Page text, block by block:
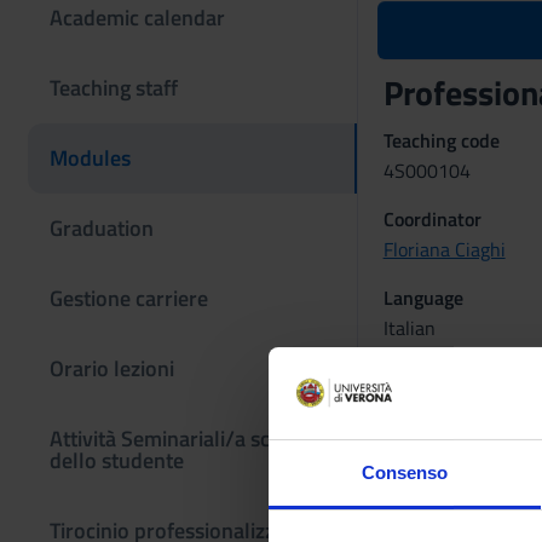
Consenso
Academic calendar
Teaching staff
Modules
Graduation
Gestione carriere
Orario lezioni
Attività Seminariali/a scelta
dello studente
Tirocinio professionalizzante
Teaching code
4S000104
Coordinator
Floriana Ciaghi
Language
Italian
Scientific
MED/48 -
FISIO ROV 1^